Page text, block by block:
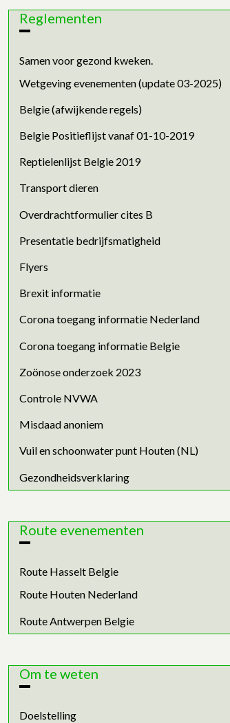
Reglementen
Samen voor gezond kweken.
Wetgeving evenementen (update 03-2025)
Belgie (afwijkende regels)
Belgie Positieflijst vanaf 01-10-2019
Reptielenlijst Belgie 2019
Transport dieren
Overdrachtformulier cites B
Presentatie bedrijfsmatigheid
Flyers
Brexit informatie
Corona toegang informatie Nederland
Corona toegang informatie Belgie
Zoönose onderzoek 2023
Controle NVWA
Misdaad anoniem
Vuil en schoonwater punt Houten (NL)
Gezondheidsverklaring
Route evenementen
Route Hasselt Belgie
Route Houten Nederland
Route Antwerpen Belgie
Om te weten
Doelstelling